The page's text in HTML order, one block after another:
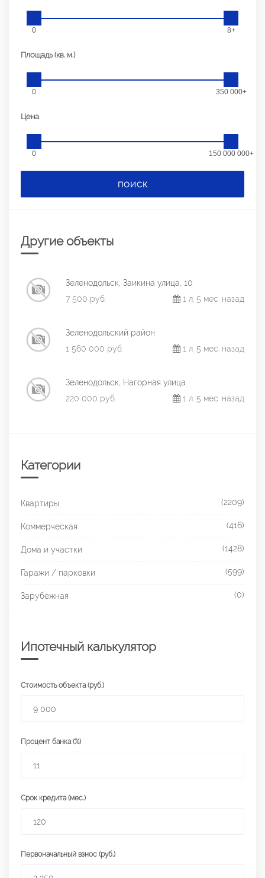
0 8+
Площадь (кв. м.)
0 350 000+
Цена
0 150 000 000+
ПОИСК
Другие объекты
Зеленодольск, Заикина улица, 10
7 500 руб.
1 л. 5 мес. назад
Зеленодольский район
1 560 000 руб.
1 л. 5 мес. назад
Зеленодольск, Нагорная улица
220 000 руб.
1 л. 5 мес. назад
Категории
Квартиры (2209)
Коммерческая (416)
Дома и участки (1428)
Гаражи / парковки (599)
Зарубежная (0)
Ипотечный калькулятор
Стоимость объекта (руб.)
Процент банка (%)
Срок кредита (мес.)
Первоначальный взнос (руб.)